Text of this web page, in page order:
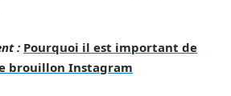
: Pourquoi il est important de
brouillon Instagram